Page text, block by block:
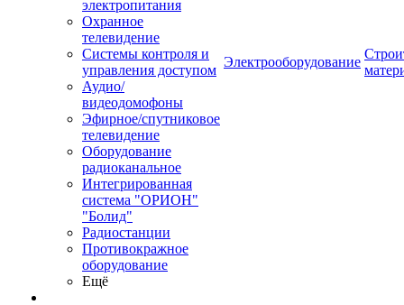
электропитания
Охранное
телевидение
Системы контроля и
управления доступом
Аудио/
видеодомофоны
Эфирное/спутниковое
телевидение
Оборудование
радиоканальное
Интегрированная
система "ОРИОН"
"Болид"
Радиостанции
Противокражное
оборудование
Ещё
Электрооборудование